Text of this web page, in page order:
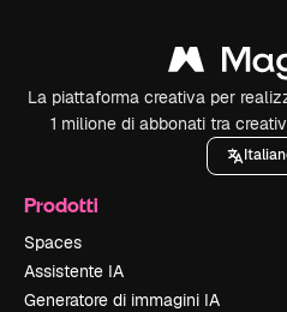
La piattaforma creativa per
1 milione di abbonati tra
Prodotti
Spaces
Assistente IA
Generatore di immagini IA